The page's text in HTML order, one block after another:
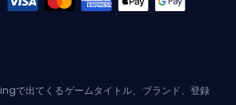
で出てくるゲームタイトル、ブランド、登録